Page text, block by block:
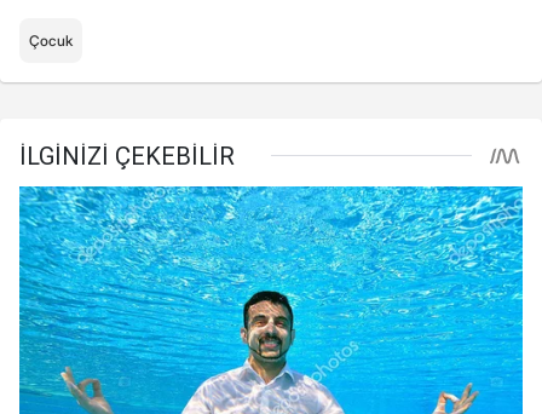
Çocuk